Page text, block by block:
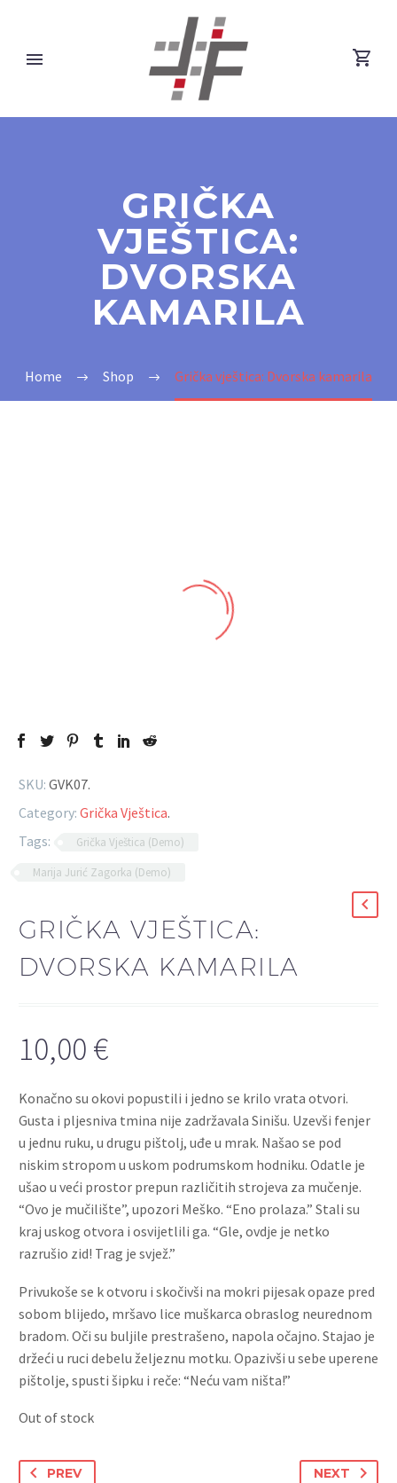
GRIČKA
VJEŠTICA:
DVORSKA
KAMARILA
Home Shop Grička vještica: Dvorska kamarila
SKU: GVK07.
Category: Grička Vještica.
Tags:
Grička Vještica (Demo)
Marija Jurić Zagorka (Demo)
GRIČKA VJEŠTICA:
DVORSKA KAMARILA
10,00 €
Konačno su okovi popustili i jedno se krilo vrata otvori.
Gusta i pljesniva tmina nije zadržavala Sinišu. Uzevši fenjer
u jednu ruku, u drugu pištolj, uđe u mrak. Našao se pod
niskim stropom u uskom podrumskom hodniku. Odatle je
ušao u veći prostor prepun različitih strojeva za mučenje.
“Ovo je mučilište”, upozori Meško. “Eno prolaza.” Stali su
kraj uskog otvora i osvijetlili ga. “Gle, ovdje je netko
razrušio zid! Trag je svjež.”
Privukoše se k otvoru i skočivši na mokri pijesak opaze pred
sobom blijedo, mršavo lice muškarca obraslog neurednom
bradom. Oči su buljile prestrašeno, napola očajno. Stajao je
držeći u ruci debelu željeznu motku. Opazivši u sebe uperene
pištolje, spusti šipku i reče: “Neću vam ništa!”
Out of stock
PREV NEXT